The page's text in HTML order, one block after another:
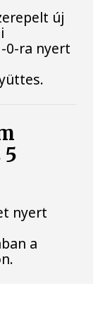
új
0-ra nyert
nyert
a